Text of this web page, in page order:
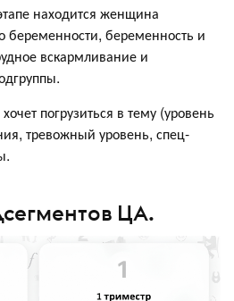
находится женщина
беременности, беременность и
вскармливание и
погрузиться в тему (уровень
тревожный уровень, спец-
ЦА.